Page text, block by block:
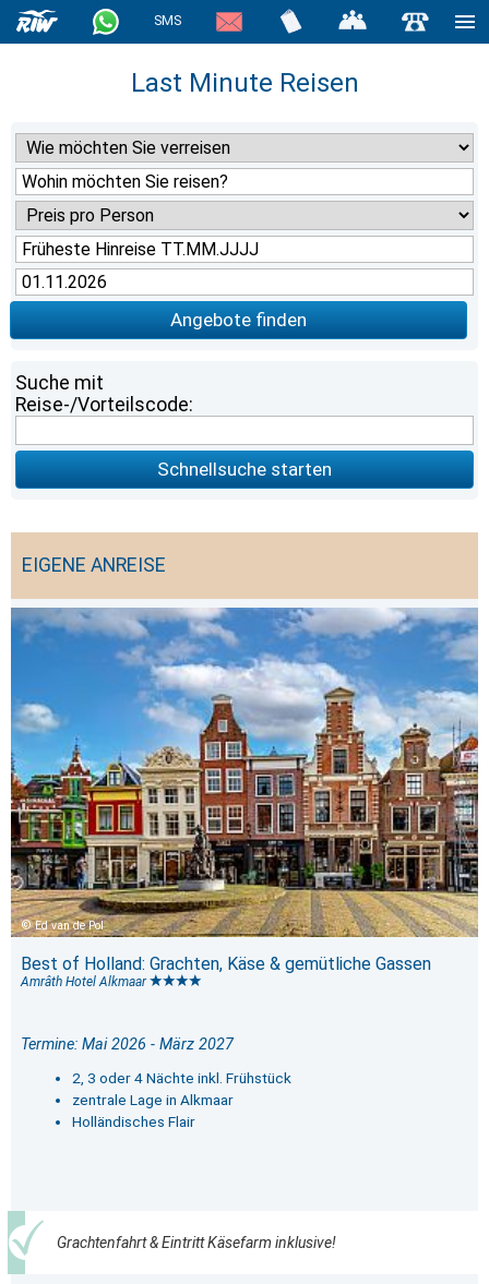
SMS
Last Minute Reisen
Angebote finden
Suche mit
Reise-/Vorteilscode:
Schnellsuche starten
EIGENE ANREISE
Ed van de Pol
Best of Holland: Grachten, Käse & gemütliche Gassen
Amrâth Hotel Alkmaar
Termine: Mai 2026 - März 2027
2, 3 oder 4 Nächte inkl. Frühstück
zentrale Lage in Alkmaar
Holländisches Flair
Grachtenfahrt & Eintritt Käsefarm inklusive!